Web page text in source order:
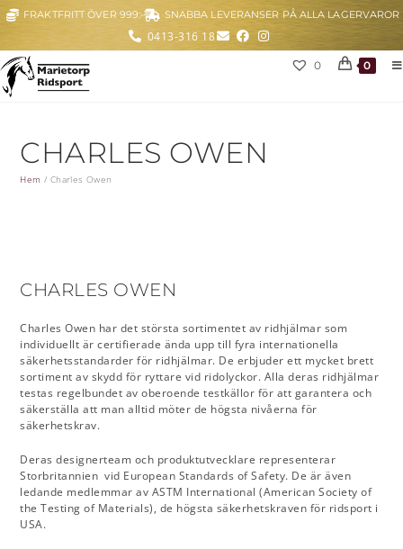
FRAKTFRITT ÖVER 999:- SNABBA LEVERANSER PÅ ALLA LAGERVAROR
0413-316 18
0 0
CHARLES OWEN
Hem / Charles Owen
CHARLES OWEN
Charles Owen har det största sortimentet av ridhjälmar som
individuellt är certifierade ända upp till fyra internationella
säkerhetsstandarder för ridhjälmar. De erbjuder ett mycket brett
sortiment av skydd för ryttare vid ridolyckor. Alla deras ridhjälmar
testas regelbundet av oberoende testkällor för att garantera och
säkerställa att man alltid möter de högsta nivåerna för
säkerhetskrav.
Deras designerteam och produktutvecklare representerar
Storbritannien vid European Standards of Safety. De är även
ledande medlemmar av ASTM International (American Society of
the Testing of Materials), de högsta säkerhetskraven för ridsport i
USA.